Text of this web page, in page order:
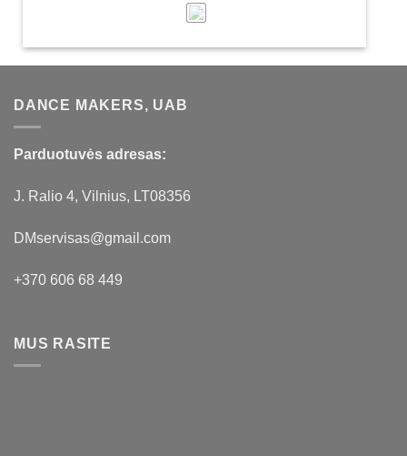
DANCE MAKERS, UAB
Parduotuvės adresas:
J. Ralio 4, Vilnius, LT08356
DMservisas@gmail.com
+370 606 68 449
MUS RASITE